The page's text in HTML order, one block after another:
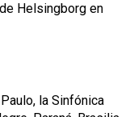
Helsingborg en
la Sinfónica